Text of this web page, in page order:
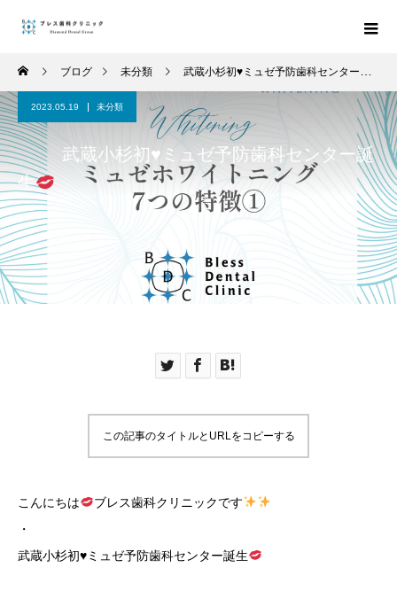
ブログ 未分類 武蔵小杉初♥ ミュゼ予防歯科センター誕生
2023.05.19 未分類
武蔵小杉初♥ ミュゼ予防歯科センター誕
生
この記事のタイトルとURLをコピーする
こんにちは
ブレス歯科クリニックです
・
武蔵小杉初♥ミュゼ予防歯科センター誕生